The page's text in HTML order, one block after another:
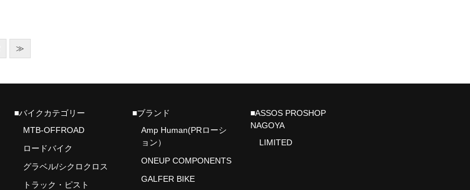
≫
■バイクカテゴリー
MTB-OFFROAD
ロードバイク
グラベル/シクロクロス
トラック・ピスト
■ブランド
Amp Human(PRローシ
ョン）
ONEUP COMPONENTS
GALFER BIKE
■ASSOS PROSHOP
NAGOYA
LIMITED